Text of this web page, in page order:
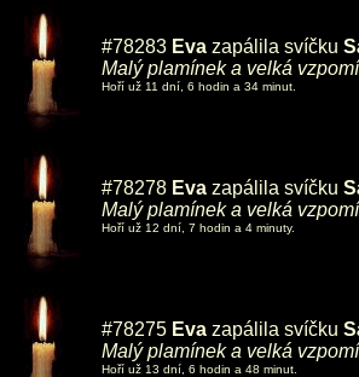
#78283 Eva zapálila svíčku
Malý plamínek a velká
Hoří už 11 dní, 6 hodin a 34 minut.
#78278 Eva zapálila svíčku
Malý plamínek a velká
Hoří už 12 dní, 7 hodin a 4 minuty.
#78275 Eva zapálila svíčku
Malý plamínek a velká
Hoří už 13 dní, 6 hodin a 48 minut.